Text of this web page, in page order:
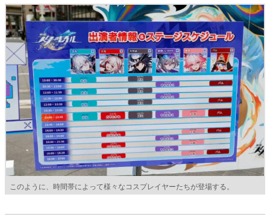
このように、時間帯によって様々なコスプレイヤーたちが登場する。